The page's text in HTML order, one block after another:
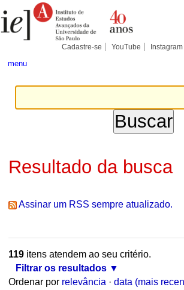
para
conteúdo.
Pessoais
Cadastre-se YouTube Instagram
menu
Resultado da busca
Assinar um RSS sempre atualizado.
119itens atendem ao seu critério.
Filtrar os resultados
Ordenar por relevância · data (mais